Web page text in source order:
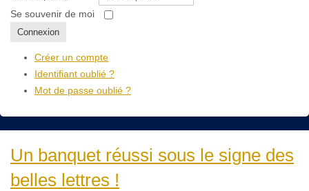
Se souvenir de moi
Connexion
Créer un compte
Identifiant oublié ?
Mot de passe oublié ?
Un banquet réussi sous le signe des
belles lettres !